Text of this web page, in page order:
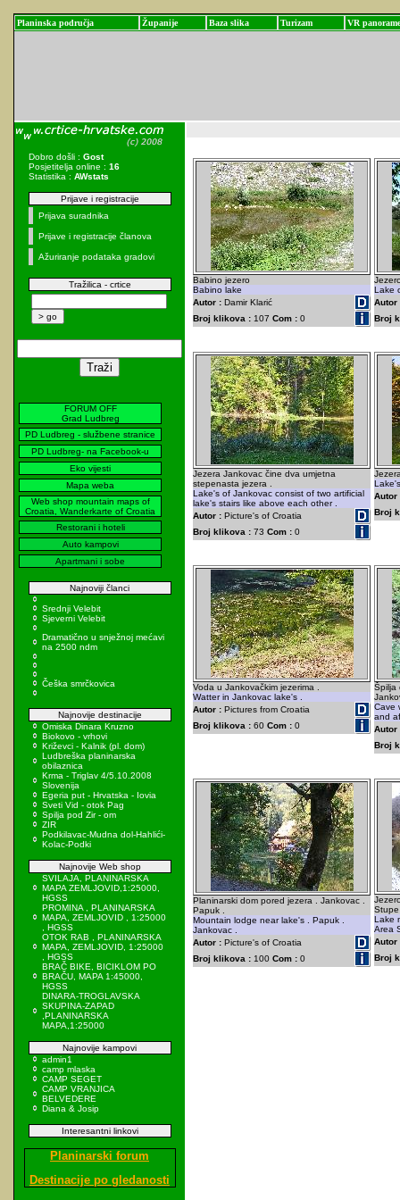
Planinska područja Županije Baza slika Turizam VR panorame
Dobro došli : Gost
Posjetitelja online : 16
Statistika : AWstats
Prijave i registracije
Prijava suradnika
Prijave i registracije članova
Ažuriranje podataka gradovi
Tražilica - crtice
FORUM OFF
Grad Ludbreg
PD Ludbreg - službene stranice
PD Ludbreg- na Facebook-u
Eko vijesti
Mapa weba
Web shop mountain maps of
Croatia, Wanderkarte of Croatia
Restorani i hoteli
Auto kampovi
Apartmani i sobe
Najnoviji članci
Srednji Velebit
Sjeverni Velebit
Dramatično u snježnoj mećavi
na 2500 ndm
Češka smrčkovica
Najnovije destinacije
Omiska Dinara Kruzno
Biokovo - vrhovi
Križevci - Kalnik (pl. dom)
Ludbreška planinarska
obilaznica
Krma - Triglav 4/5.10.2008
Slovenija
Egeria put - Hrvatska - Iovia
Sveti Vid - otok Pag
Spilja pod Zir - om
ZIR
Podkilavac-Mudna dol-Hahlići-
Kolac-Podki
Najnovije Web shop
SVILAJA, PLANINARSKA
MAPA ZEMLJOVID,1:25000,
HGSS
PROMINA , PLANINARSKA
MAPA, ZEMLJOVID , 1:25000
, HGSS
OTOK RAB , PLANINARSKA
MAPA, ZEMLJOVID, 1:25000
, HGSS
BRAČ BIKE, BICIKLOM PO
BRAČU, MAPA 1:45000,
HGSS
DINARA-TROGLAVSKA
SKUPINA-ZAPAD
,PLANINARSKA
MAPA,1:25000
Najnovije kampovi
admin1
camp mlaska
CAMP SEGET
CAMP VRANJICA
BELVEDERE
Diana & Josip
Interesantni linkovi
Planinarski forum
Destinacije po gledanosti
Babino jezero
Babino lake
Autor : Damir Klarić
Broj klikova : 107 Com : 0
Lake
Autor
Broj
Jezera Jankovac čine dva umjetna
stepenasta jezera .
Lake's of Jankovac consist of two artificial
lake's stairs like above each other .
Autor : Picture's of Croatia
Broj klikova : 73 Com : 0
Autor
Broj
Voda u Jankovačkim jezerima .
Watter in Jankovac lake's .
Autor : Pictures from Croatia
Broj klikova : 60 Com : 0
Špilja
Cave
and
Autor
Broj
Planinarski dom pored jezera . Jankovac .
Papuk .
Mountain lodge near lake's . Papuk .
Jankovac .
Autor : Picture's of Croatia
Broj klikova : 100 Com : 0
Lake
Area
Autor
Broj